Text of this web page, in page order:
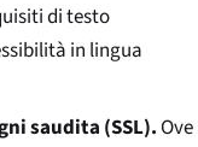
di testo
in lingua
saudita (SSL).Ove